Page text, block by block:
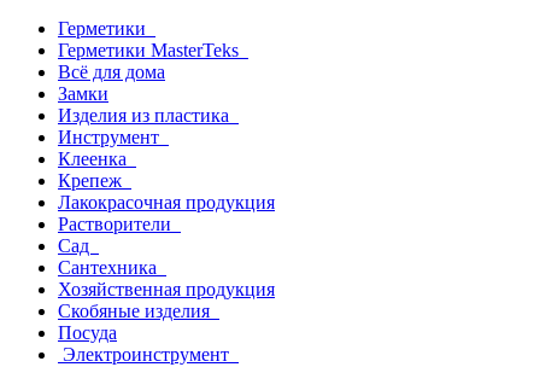
Герметики
Герметики MasterTeks
Всё для дома
Замки
Изделия из пластика
Инструмент
Клеенка
Крепеж
Лакокрасочная продукция
Растворители
Сад
Сантехника
Хозяйственная продукция
Скобяные изделия
Посуда
Электроинструмент